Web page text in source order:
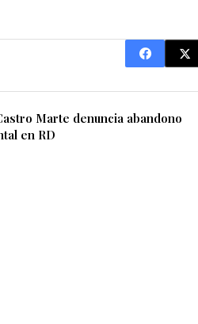
Marte denuncia abandono
en RD